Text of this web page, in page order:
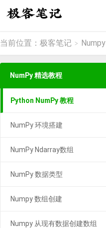
当前位置： 极客笔记 > Numpy
NumPy 精选教程
Python NumPy 教程
NumPy 环境搭建
NumPy Ndarray数组
NumPy 数据类型
Numpy 数组创建
Numpy 从现有数据创建数组